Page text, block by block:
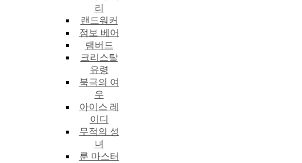
리
랜드워커
점보 베어
램버드
크리스탈
유령
북극의 여
우
아이스 레
이디
무적의 성
녀
룬 마스터